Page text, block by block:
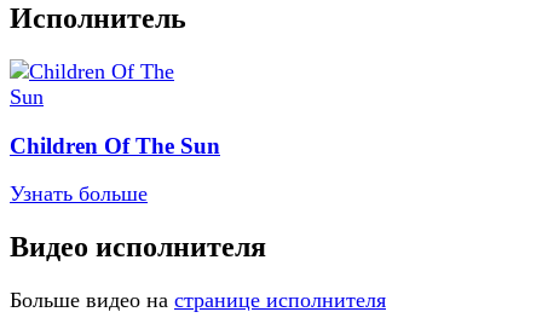
Исполнитель
Children Of The Sun
Узнать больше
Видео исполнителя
Больше видео на странице исполнителя